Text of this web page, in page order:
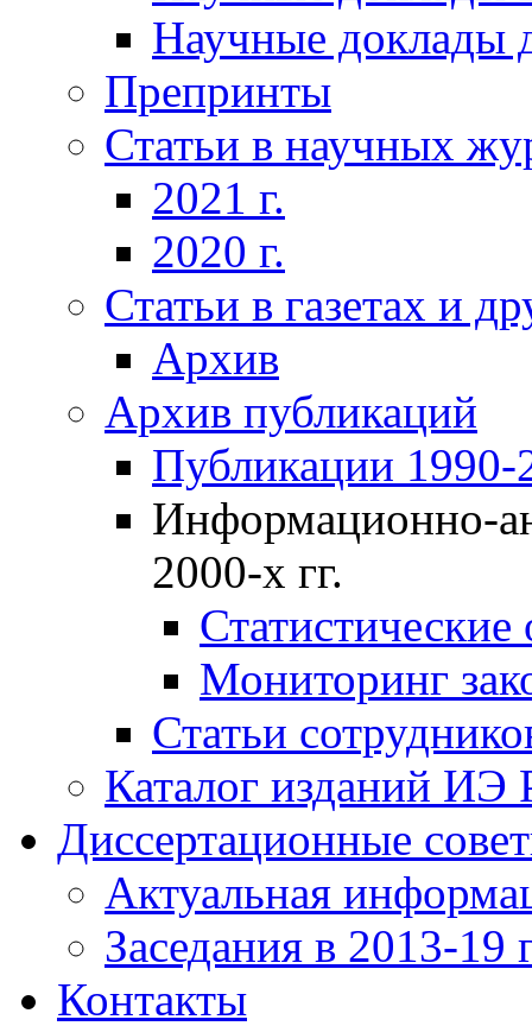
Научные доклады
Препринты
Статьи в научных
2021 г.
2020 г.
Статьи в газетах и
Архив
Архив публикаций
Публикации 1990-
Информационно-
2000-х гг.
Мониторинг
Статьи
Каталог изданий ИЭ
Диссертационные
Актуальная
Заседания в 2013-19
Контакты